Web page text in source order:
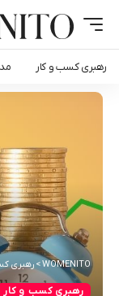
رهبری کسب و کار
WOMENITO
> رهبری
رهبری کسب و کار